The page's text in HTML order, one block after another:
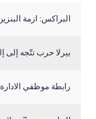
البراكس: ازمة
بيرلا حرب تتّجه إلى
رابطة موظفي